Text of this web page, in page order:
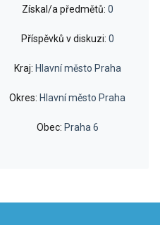
Získal/a předmětů: 0
Příspěvků v diskuzi: 0
Kraj: Hlavní město Praha
Okres: Hlavní město Praha
Obec: Praha 6